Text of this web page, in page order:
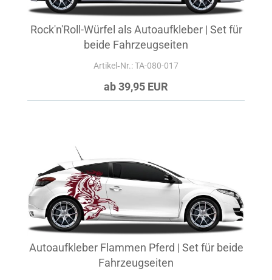
Rock'n'Roll-Würfel als Autoaufkleber | Set für
beide Fahrzeugseiten
Artikel‑Nr.: TA-080-017
ab 39,95 EUR
Autoaufkleber Flammen Pferd | Set für beide
Fahrzeugseiten